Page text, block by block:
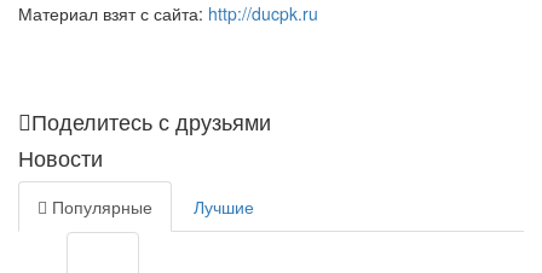
Материал взят с сайта: http://ducpk.ru
Поделитесь с друзьями
Новости
Популярные Лучшие